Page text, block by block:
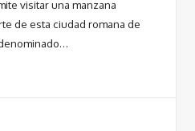
visitar una manzana
de esta ciudad romana de